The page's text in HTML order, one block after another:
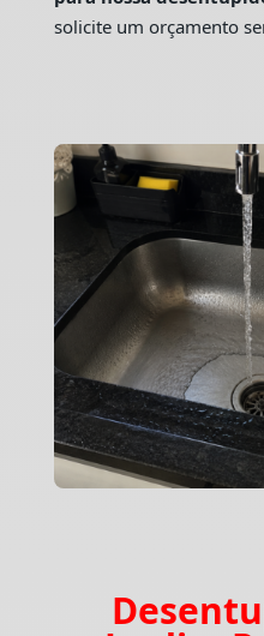
solicite um orçamento